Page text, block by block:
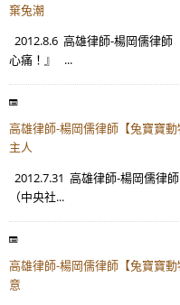
棄兔潮
2012.8.6 高雄律師-楊岡儒律
心痛！』 ...
高雄律師-楊岡儒律師【兔寶寶
主人
2012.7.31 高雄律師-楊岡儒律
（中央社...
高雄律師-楊岡儒律師【兔寶寶
意